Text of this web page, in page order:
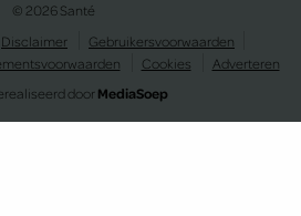
© 2026 Santé
Disclaimer
Gebruikersvoorwaarden
Cookies
Adverteren
doorMediaSoep